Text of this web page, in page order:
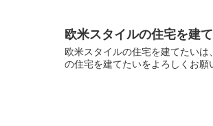
欧米スタイルの住宅を建
欧米スタイルの住宅を建てたい
の住宅を建てたいをよろしくお